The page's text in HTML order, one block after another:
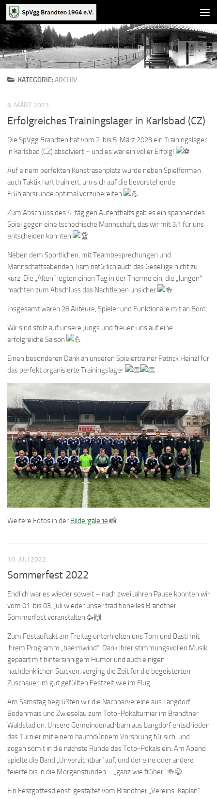
Zum Inhalt springen
KATEGORIE:ARCHIV
6. MÄRZ 2023
Erfolgreiches Trainingslager in Karlsbad (CZ)
Die SpVgg Brandten hat vom 2. bis 5. März 2023 ein Trainingslager
in Karlsbad (CZ) absolviert – und es war ein voller Erfolg!
Auf einem perfekten Kunstrasenplatz wurde neben Spielformen
auch Taktik hart trainiert, um sich auf die bevorstehende
Frühjahrsrunde optimal vorzubereiten
Zum Abschluss des 4-tägigen Aufenthalts gab es ein spannendes
Spiel gegen eine tschechische Mannschaft, das wir mit 3:1 für uns
entscheiden konnten
Neben dem Sportlichen, mit Teambesprechungen und
Mannschaftsabenden, kam natürlich auch das Gesellige nicht zu
kurz. Die „Alten“ legten einen Tag in der Therme ein, die „Jungen“
machten zum Abschluss das Nachtleben unsicher
Insgesamt waren 28 Akteure, Spieler und Funktionäre mit an Bord.
Wir sind stolz auf unsere Jungs und freuen uns auf eine
erfolgreiche Saison
Einen besonderen Dank an unseren Spielertrainer Patrick Heinzl für
das perfekt organisierte Trainingslager
Weitere Fotos in der Bildergalerie 📸
10. JULI 2022
Sommerfest 2022
Endlich war es wieder soweit – nach zwei Jahren Pause konnten wir
vom 01. bis 03. Juli wieder unser traditionelles Brandtner
Sommerfest veranstalten 🥳🙌
Zum Festauftakt am Freitag unterhielten uns Tom und Basti mit
ihrem Programm „bae:mwind“. Dank ihrer stimmungsvollen Musik,
gepaart mit hintersinnigem Humor und auch einigen
nachdenklichen Stücken, verging die Zeit für die begeisterten
Zuschauer im gut gefüllten Festzelt wie im Flug.
Am Samstag begrüßten wir die Nachbarvereine aus Langdorf,
Bodenmais und Zwieselau zum Toto-Pokalturnier im Brandtner
Waldstadion. Unsere Gemeindenachbarn aus Langdorf entschieden
das Turnier mit einem hauchdünnem Vorsprung für sich, und
zogen somit in die nächste Runde des Toto-Pokals ein. Am Abend
spielte die Band „Unverzichtbar“ auf, und der eine oder andere
feierte bis in die Morgenstunden – „ganz wie früher“ 🍻😉
Ein Festgottesdienst, gestaltet vom Brandtner „Vereins-Kaplan“